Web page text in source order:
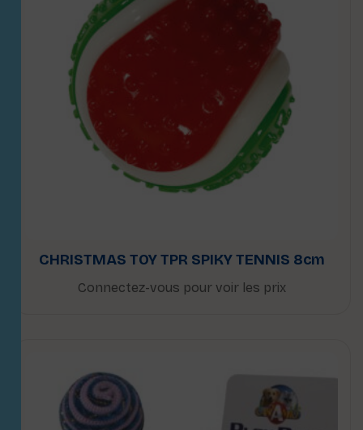
CHRISTMAS TOY TPR SPIKY TENNIS 8cm
Connectez-vous pour voir les prix